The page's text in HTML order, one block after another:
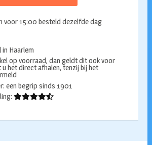
voor 15:00 besteld dezelfde dag
Haarlem
op voorraad, dan geldt dit ook voor
u het direct afhalen, tenzij bij het
een begrip sinds 1901